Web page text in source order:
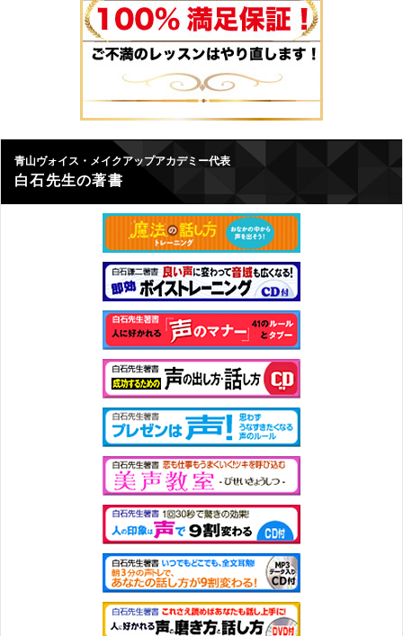
青山ヴォイス・メイクアップアカデミー代表
白石先生の著書